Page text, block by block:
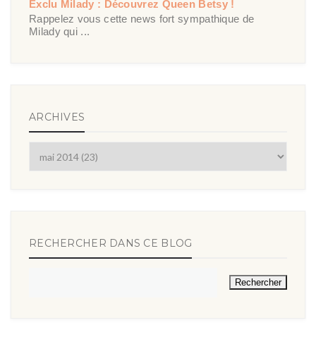
Exclu Milady : Découvrez Queen Betsy !
Rappelez vous cette news fort sympathique de
Milady qui ...
ARCHIVES
RECHERCHER DANS CE BLOG